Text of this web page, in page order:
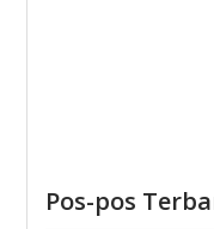
Pos-pos